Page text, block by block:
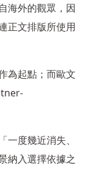
海外的觀眾，因
正文排版所使用
為起點；而歐文
一度幾近消失、
納入選擇依據之